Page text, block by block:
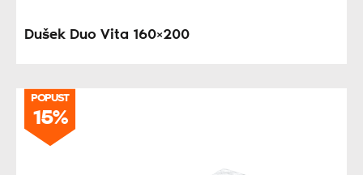
Dušek Duo Vita 160×200
POPUST
15%